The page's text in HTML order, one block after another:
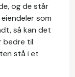
og de står
som
så kan det
bedre til
stå i et